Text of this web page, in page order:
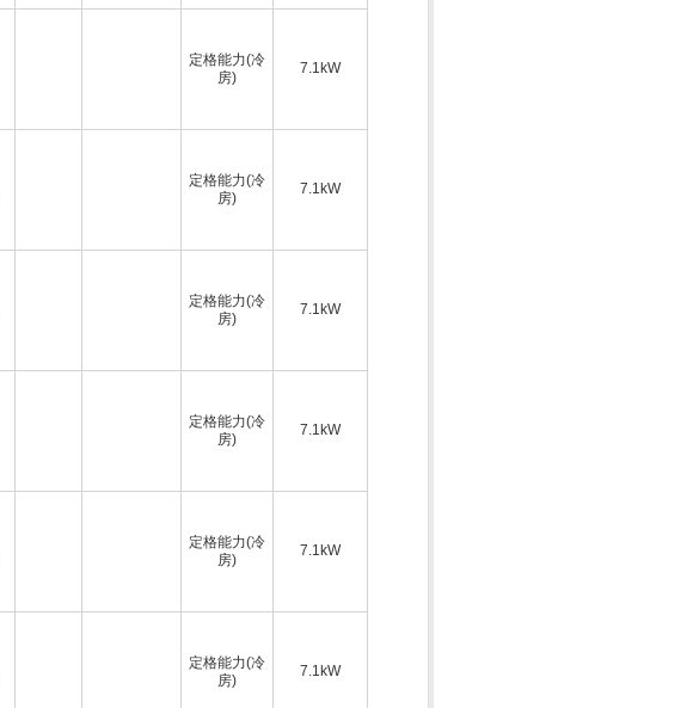
定格能力(冷
房)
7.1kW
定格能力(冷
房)
7.1kW
定格能力(冷
房)
7.1kW
定格能力(冷
房)
7.1kW
定格能力(冷
房)
7.1kW
定格能力(冷
房)
7.1kW